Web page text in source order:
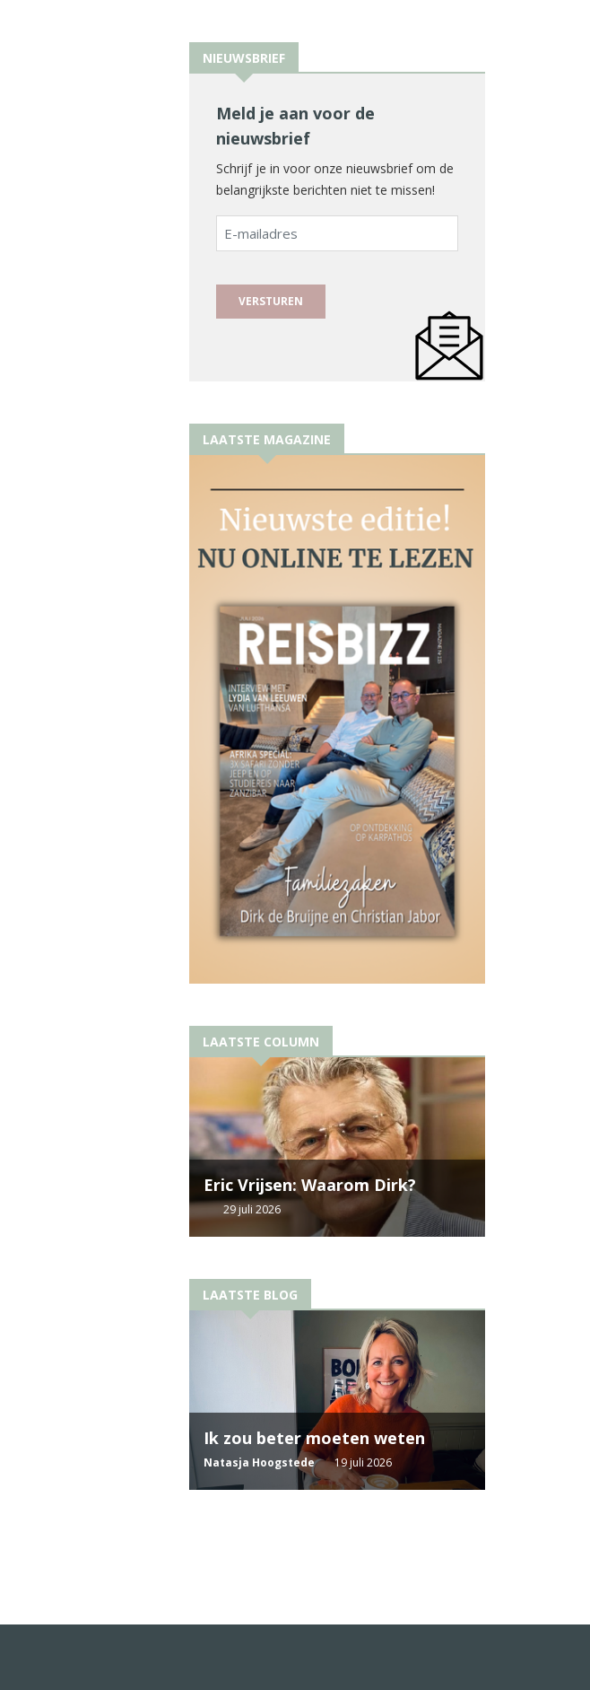
NIEUWSBRIEF
Meld je aan voor de
nieuwsbrief
Schrijf je in voor onze nieuwsbrief om de
belangrijkste berichten niet te missen!
E-
mailadres
LAATSTE MAGAZINE
LAATSTE COLUMN
Eric Vrijsen: Waarom Dirk?
29 juli 2026
LAATSTE BLOG
Ik zou beter moeten weten
Natasja Hoogstede 19 juli 2026